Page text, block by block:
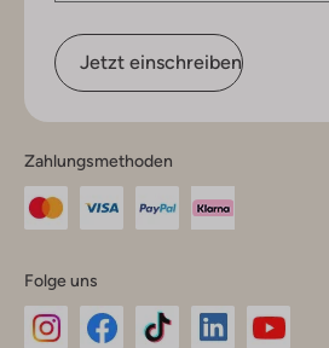
Jetzt einschreiben
Zahlungsmethoden
Folge uns